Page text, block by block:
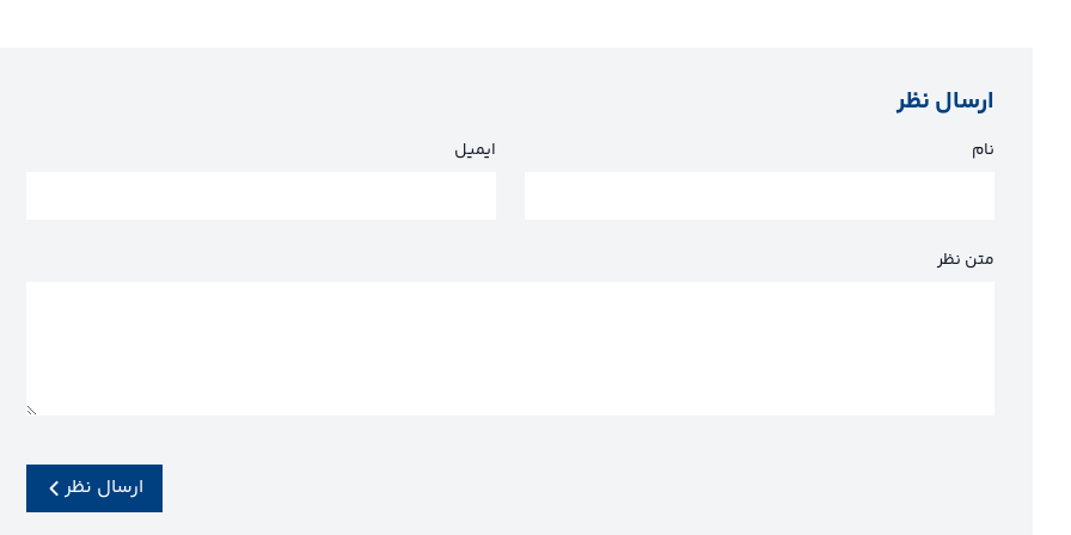
ارسال نظر
نام ایمیل
متن نظر
ارسال نظر